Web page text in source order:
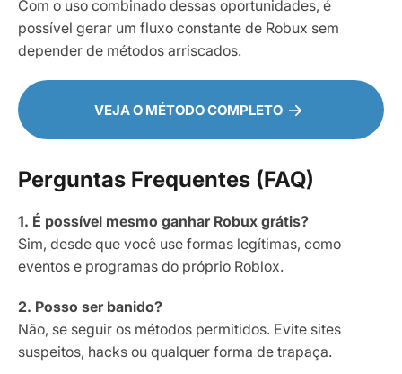
Com o uso combinado dessas oportunidades, é
possível gerar um fluxo constante de Robux sem
depender de métodos arriscados.
VEJA O MÉTODO COMPLETO
Perguntas Frequentes (FAQ)
1. É possível mesmo ganhar Robux grátis?
Sim, desde que você use formas legítimas, como
eventos e programas do próprio Roblox.
2. Posso ser banido?
Não, se seguir os métodos permitidos. Evite sites
suspeitos, hacks ou qualquer forma de trapaça.